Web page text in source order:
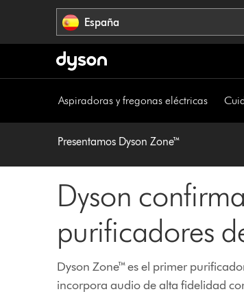
España
Aspiradoras y fregonas eléctricas
Presentamos Dyson Zone™
Dyson
purificadores
Dyson Zone™ es el primer
incorpora audio de alta fidelidad